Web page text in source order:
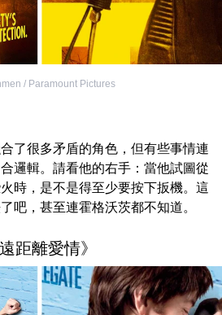
/ Paramount Pictures
了很多矛盾的角色，但有些事情連
邏輯。請看他的右手：當他試圖從
時，是不是得至少要按下扳機。這
吧，甚至連霍格沃茨都不知道。
遠距離愛情》